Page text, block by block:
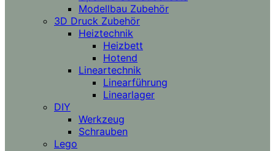
Modellbau Zubehör
3D Druck Zubehör
Heiztechnik
Heizbett
Hotend
Lineartechnik
Linearführung
Linearlager
DIY
Werkzeug
Schrauben
Lego